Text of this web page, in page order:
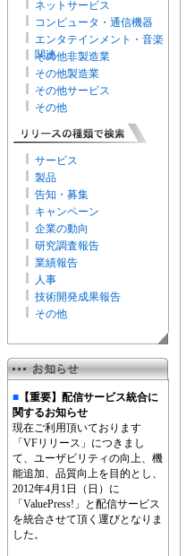
ネットサービス
コンピュータ・通信機器
エンタテインメント・音楽
関連
その他非製造業
その他製造業
その他サービス
その他
サービス
製品
告知・募集
キャンペーン
企業の動向
研究調査報告
業績報告
人事
技術開発成果報告
その他
■ 【重要】配信サービス統合に
関するお知らせ
現在ご利用頂いております
「VFリリース」につきまし
て、ユーザビリティの向上、機
能追加、品質向上を目的とし、
2012年4月1日（日）に
「ValuePress!」と配信サービス
を統合させて頂く運びとなりま
した。